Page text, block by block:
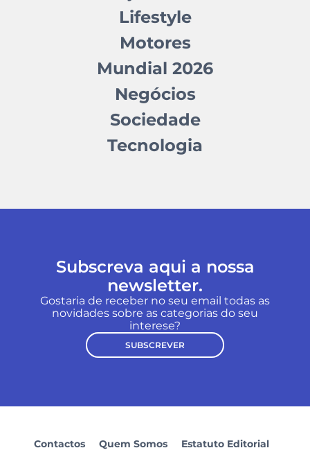
Lifestyle
Motores
Mundial 2026
Negócios
Sociedade
Tecnologia
Subscreva aqui a nossa
newsletter.
Gostaria de receber no seu email todas as
novidades sobre as categorias do seu
interese?
SUBSCREVER
Contactos Quem Somos Estatuto Editorial